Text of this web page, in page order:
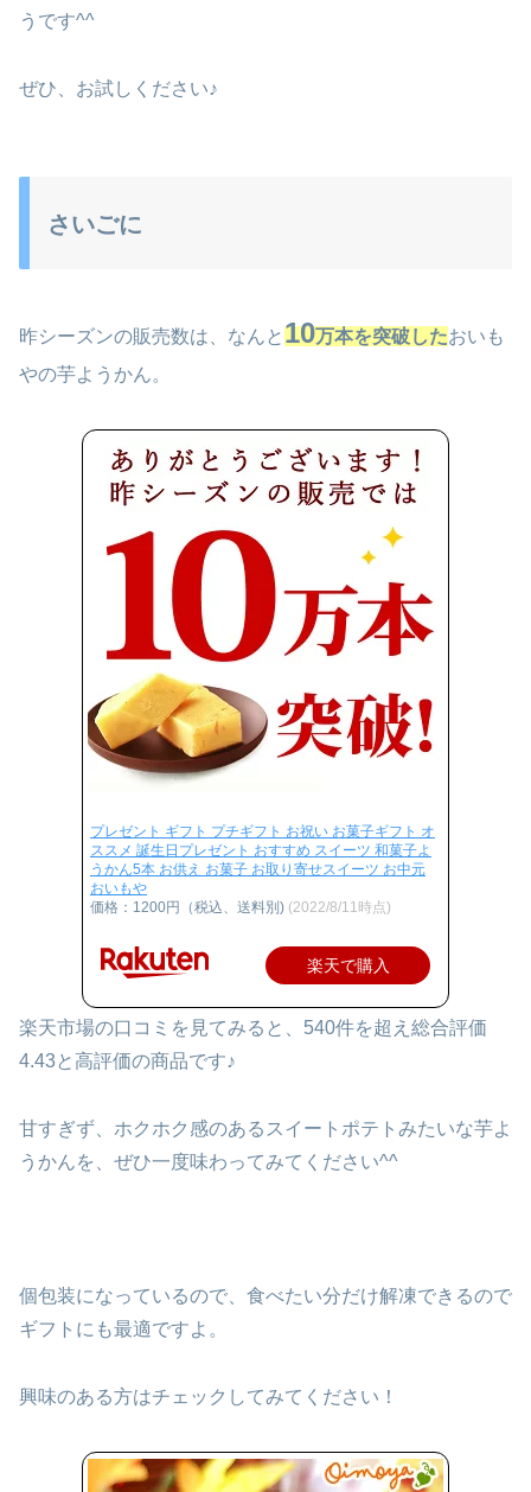
うです^^
ぜひ、お試しください♪
さいごに
昨シーズンの販売数は、なんと10万本を突破 したおいも
やの芋ようかん。
プレゼント ギフト プチギフト お祝い お菓子ギフト オ
ススメ 誕生日プレゼント おすすめ スイーツ 和菓子よ
うかん5本 お供え お菓子 お取り寄せスイーツ お中元
おいもや
価格：1200円（税込、送料別) (2022/8/11時点)
楽天で購入
楽天市場の口コミを見てみると、540件を超え総合評価
4.43と高評価の商品です♪
甘すぎず、ホクホク感のあるスイートポテトみたいな芋よ
うかんを、ぜひ一度味わってみてください^^
個包装になっているので、食べたい分だけ解凍できるので
ギフトにも最適ですよ。
興味のある方はチェックしてみてください！